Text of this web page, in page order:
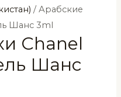
/ Арабские
Шанс 3ml
Chanel
Шанс